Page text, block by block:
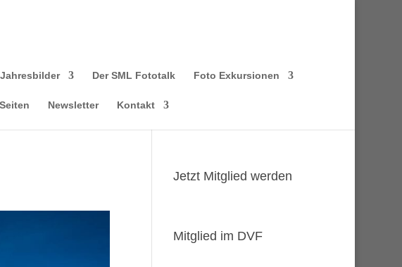
Jahresbilder Der SML Fototalk Foto Exkursionen
Newsletter Kontakt
Jetzt Mitglied werden
Mitglied im DVF